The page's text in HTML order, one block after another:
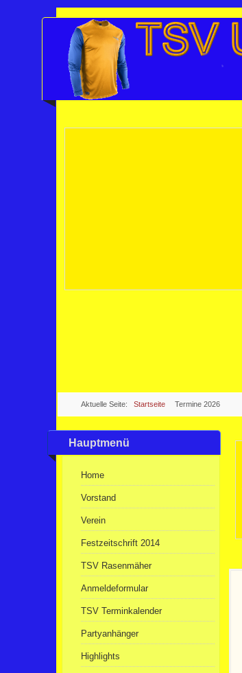
Aktuelle Seite:Startseite Termine 2026
Hauptmenü
Home
Vorstand
Verein
Festzeitschrift 2014
TSV Rasenmäher
Anmeldeformular
TSV Terminkalender
Partyanhänger
Highlights